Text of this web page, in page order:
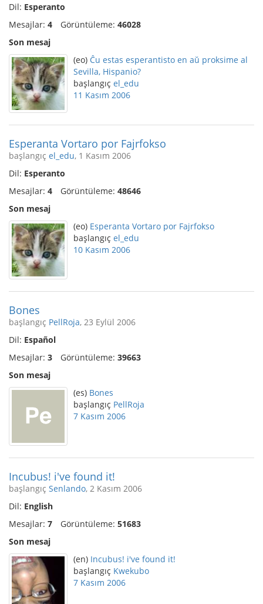
Dil: Esperanto
Mesajlar: 4 Görüntüleme: 46028
Son mesaj
(eo) Ĉu estas esperantisto en aŭ proksime al
Sevilla, Hispanio?
başlangıç el_edu
11 Kasım 2006
Esperanta Vortaro por Fajrfokso
başlangıç el_edu, 1 Kasım 2006
Dil: Esperanto
Mesajlar: 4 Görüntüleme: 48646
Son mesaj
(eo) Esperanta Vortaro por Fajrfokso
başlangıç el_edu
10 Kasım 2006
Bones
başlangıç PellRoja, 23 Eylül 2006
Dil: Español
Mesajlar: 3 Görüntüleme: 39663
Son mesaj
(es) Bones
başlangıç PellRoja
7 Kasım 2006
Incubus! i've found it!
başlangıç Senlando, 2 Kasım 2006
Dil: English
Mesajlar: 7 Görüntüleme: 51683
Son mesaj
(en) Incubus! i've found it!
başlangıç Kwekubo
7 Kasım 2006